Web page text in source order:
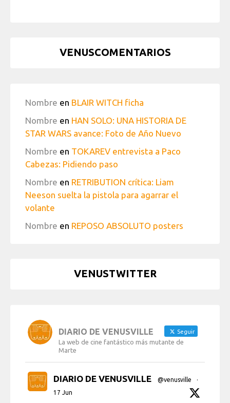
VENUSCOMENTARIOS
Nombre en BLAIR WITCH ficha
Nombre en HAN SOLO: UNA HISTORIA DE
STAR WARS avance: Foto de Año Nuevo
Nombre en TOKAREV entrevista a Paco
Cabezas: Pidiendo paso
Nombre en RETRIBUTION crítica: Liam
Neeson suelta la pistola para agarrar el
volante
Nombre en REPOSO ABSOLUTO posters
VENUSTWITTER
DIARIO DE VENUSVILLE Seguir
La web de cine fantástico más mutante de
Marte
DIARIO DE VENUSVILLE @venusville
·
17 Jun